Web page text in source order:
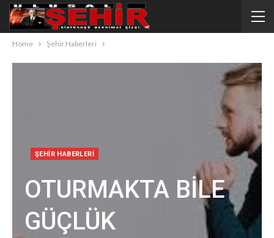
Home Şehir Haberleri
ŞEHIR HABERLERI
OTURMAKTA BİLE
GÜÇLÜK